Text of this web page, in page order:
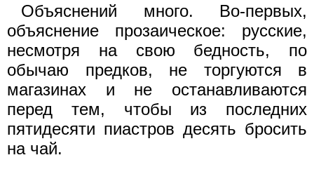
Объяснений много. Во-первых,
объяснение прозаическое: русские,
несмотря на свою бедность, по
обычаю предков, не торгуются в
магазинах и не останавливаются
перед тем, чтобы из последних
пятидесяти пиастров десять бросить
на чай.